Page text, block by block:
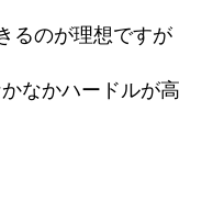
るのが理想ですが
なかハードルが高